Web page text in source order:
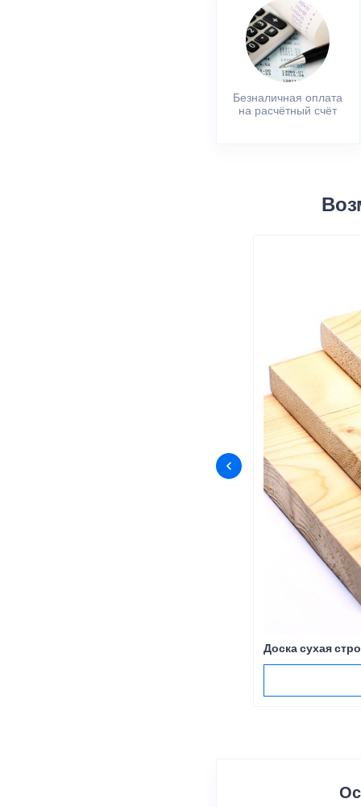
Безналичная оплата
на расчётный счёт
Доска сухая